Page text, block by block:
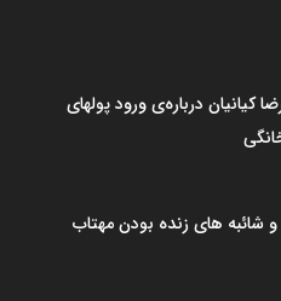
کیانیان درباره‌ی ورود پولهای
شائبه های زنده بودن مهتاب